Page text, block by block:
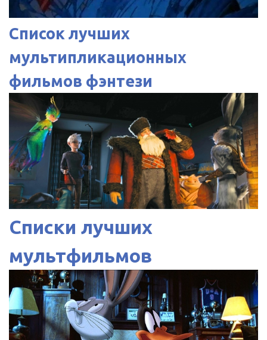
Список лучших
мультипликационных
фильмов фэнтези
Списки лучших
мультфильмов